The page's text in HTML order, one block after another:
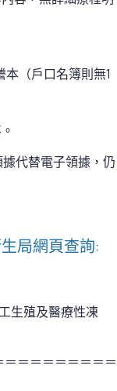
（戶口名簿則無1
代替電子領據，仍
局網頁查詢:
生殖及醫療性凍
＝＝＝＝＝＝＝＝